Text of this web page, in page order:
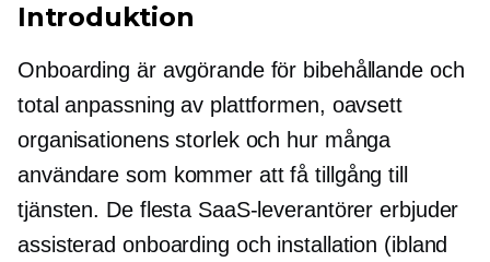
Introduktion
Onboarding är avgörande för bibehållande och
total anpassning av plattformen, oavsett
organisationens storlek och hur många
användare som kommer att få tillgång till
tjänsten. De flesta SaaS-leverantörer erbjuder
assisterad onboarding och installation (ibland